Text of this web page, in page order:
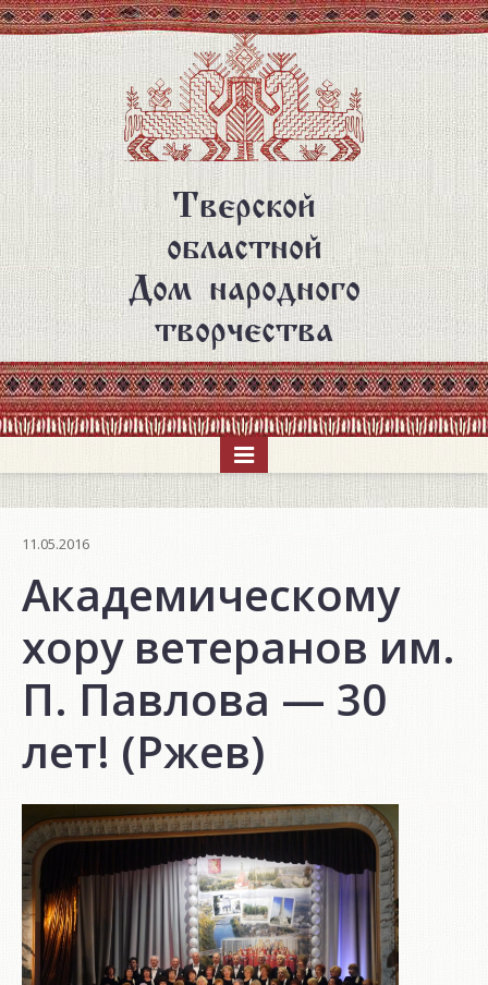
Перейти
к
основному
содержанию
Тверской
областной
Дом народного
творчества
11.05.2016
Академическому
хору ветеранов им.
П. Павлова — 30
лет! (Ржев)